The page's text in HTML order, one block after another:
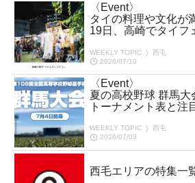
〈Event〉
タイの料理や文化が
19日、高崎でタイフ
WEEKLY TOPIC
西毛
2026/07/10
〈Event〉
夏の高校野球 群馬大
トーナメント表と注
WEEKLY TOPIC
西毛
2026/07/03
西毛エリアの特集一